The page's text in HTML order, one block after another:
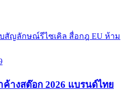
ค้างสต๊อก 2026 แบรนด์ไทย